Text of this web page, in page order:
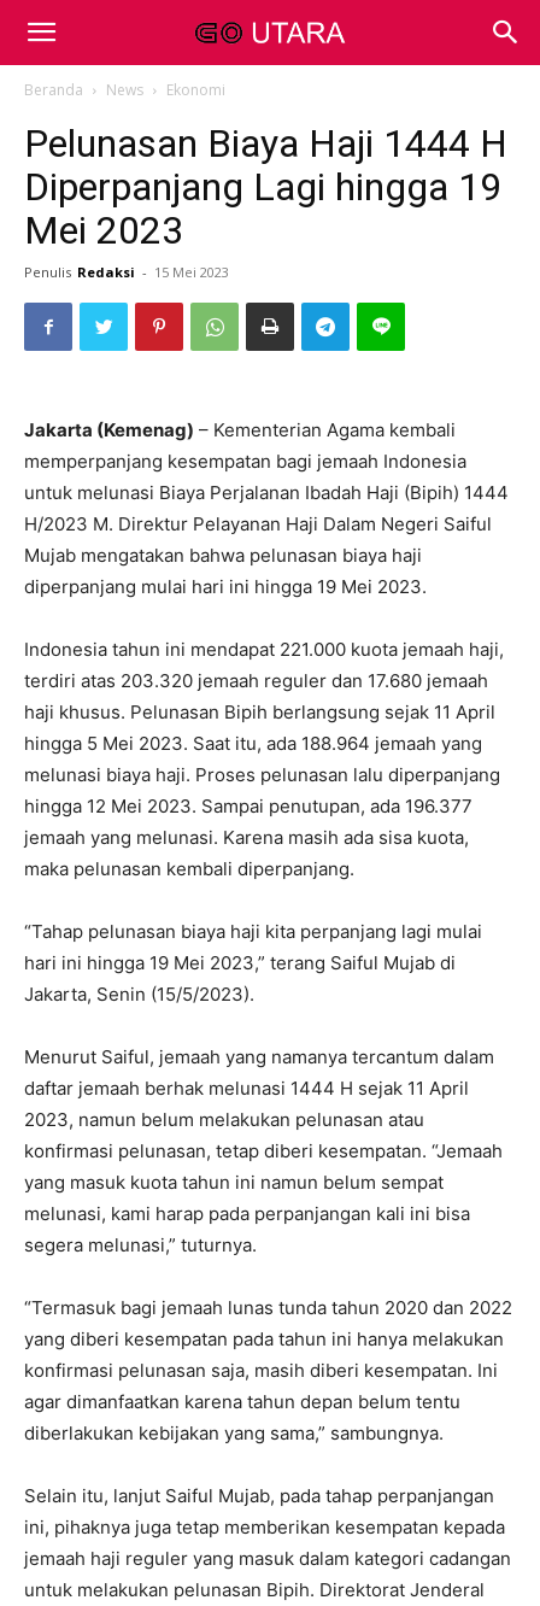
Beranda News Ekonomi
Pelunasan Biaya Haji 1444 H
Diperpanjang Lagi hingga 19
Mei 2023
Penulis Redaksi - 15 Mei 2023
Jakarta (Kemenag) – Kementerian Agama kembali
memperpanjang kesempatan bagi jemaah Indonesia
untuk melunasi Biaya Perjalanan Ibadah Haji (Bipih) 1444
H/2023 M. Direktur Pelayanan Haji Dalam Negeri Saiful
Mujab mengatakan bahwa pelunasan biaya haji
diperpanjang mulai hari ini hingga 19 Mei 2023.
Indonesia tahun ini mendapat 221.000 kuota jemaah haji,
terdiri atas 203.320 jemaah reguler dan 17.680 jemaah
haji khusus. Pelunasan Bipih berlangsung sejak 11 April
hingga 5 Mei 2023. Saat itu, ada 188.964 jemaah yang
melunasi biaya haji. Proses pelunasan lalu diperpanjang
hingga 12 Mei 2023. Sampai penutupan, ada 196.377
jemaah yang melunasi. Karena masih ada sisa kuota,
maka pelunasan kembali diperpanjang.
“Tahap pelunasan biaya haji kita perpanjang lagi mulai
hari ini hingga 19 Mei 2023,” terang Saiful Mujab di
Jakarta, Senin (15/5/2023).
Menurut Saiful, jemaah yang namanya tercantum dalam
daftar jemaah berhak melunasi 1444 H sejak 11 April
2023, namun belum melakukan pelunasan atau
konfirmasi pelunasan, tetap diberi kesempatan. “Jemaah
yang masuk kuota tahun ini namun belum sempat
melunasi, kami harap pada perpanjangan kali ini bisa
segera melunasi,” tuturnya.
“Termasuk bagi jemaah lunas tunda tahun 2020 dan 2022
yang diberi kesempatan pada tahun ini hanya melakukan
konfirmasi pelunasan saja, masih diberi kesempatan. Ini
agar dimanfaatkan karena tahun depan belum tentu
diberlakukan kebijakan yang sama,” sambungnya.
Selain itu, lanjut Saiful Mujab, pada tahap perpanjangan
ini, pihaknya juga tetap memberikan kesempatan kepada
jemaah haji reguler yang masuk dalam kategori cadangan
untuk melakukan pelunasan Bipih. Direktorat Jenderal